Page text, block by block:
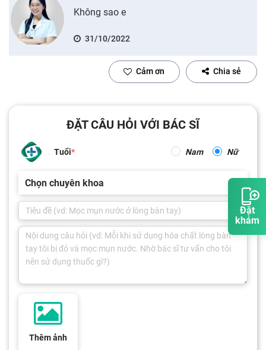
Đặt
khám
Không sao e
31/10/2022
Cảm ơn Chia sẻ
ĐẶT CÂU HỎI VỚI BÁC SĨ
Tuổi Nam Nữ
Chọn chuyên khoa
Thêm ảnh